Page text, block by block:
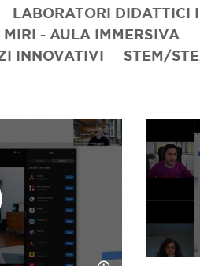
LABORATORI DIDATTICI
MIRI - AULA IMMERSIVA
INNOVATIVI STEM/